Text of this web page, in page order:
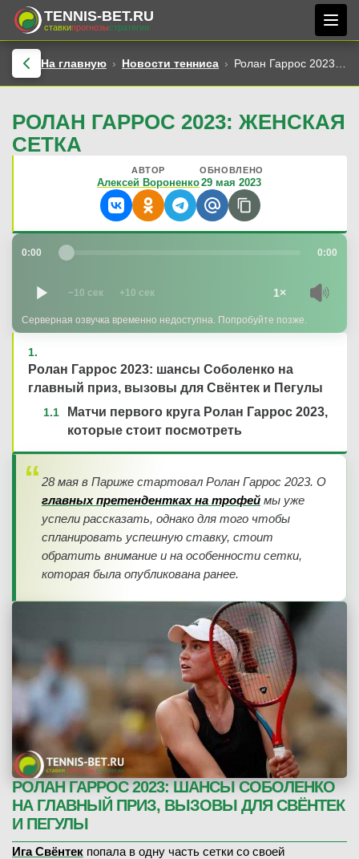
TENNIS-BET.RU
ставкипрогнозыстратегии
На главную Новости тенниса Ролан Гаррос 2023: женская сетка
РОЛАН ГАРРОС 2023: ЖЕНСКАЯ
СЕТКА
АВТОР
Алексей Вороненко
ОБНОВЛЕНО
29 мая 2023
0:00 0:00
−10 сек +10 сек 1×
Серверная озвучка временно недоступна. Попробуйте позже.
Ролан Гаррос 2023: шансы Соболенко на
главный приз, вызовы для Свёнтек и Пегулы
Матчи первого круга Ролан Гаррос 2023,
которые стоит посмотреть
28 мая в Париже стартовал Ролан Гаррос 2023. О
главных претендентках на трофей мы уже
успели рассказать, однако для того чтобы
спланировать успешную ставку, стоит
обратить внимание и на особенности сетки,
которая была опубликована ранее.
РОЛАН ГАРРОС 2023: ШАНСЫ СОБОЛЕНКО
НА ГЛАВНЫЙ ПРИЗ, ВЫЗОВЫ ДЛЯ СВЁНТЕК
И ПЕГУЛЫ
Ига Свёнтек попала в одну часть сетки со своей